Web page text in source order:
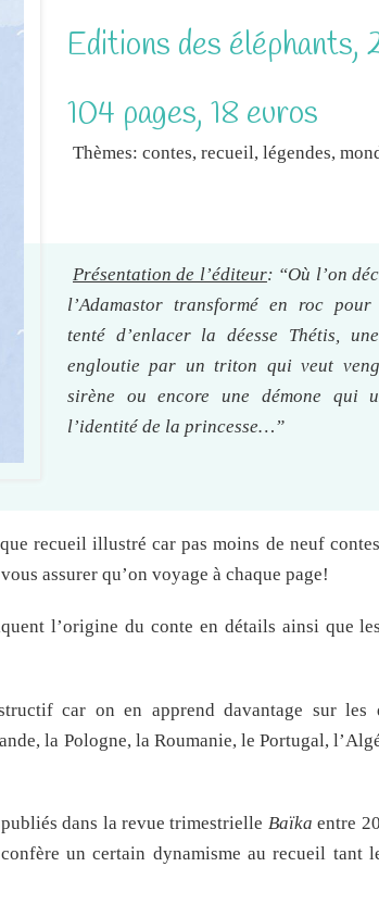
Editions des éléphants,
104 pages, 18 euros
Thèmes: contes, recueil, légendes,
Présentation de l’éditeur: “Où l’on
l’Adamastor transformé en roc
tenté d’enlacer la déesse Thétis,
engloutie par un triton qui veut
sirène ou encore une démone qui
l’identité de la princesse…”
recueil illustré car pas moins de neuf
assurer qu’on voyage à chaque page!
l’origine du conte en détails ainsi que
car on en apprend davantage sur les
la Pologne, la Roumanie, le Portugal,
dans la revue trimestrielle Baïka entre
un certain dynamisme au recueil tant